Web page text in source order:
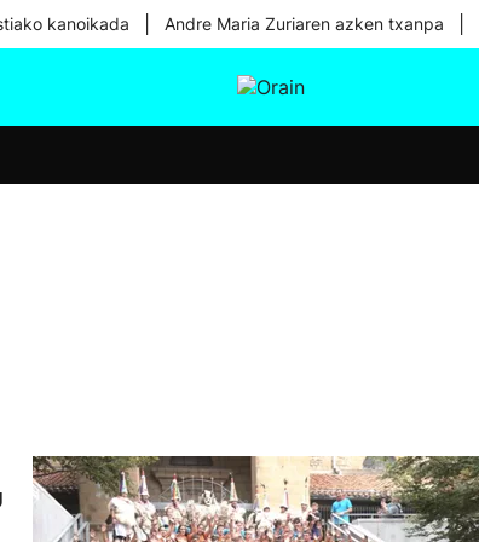
kanoikada Andre Maria Zuriaren azken txanpa